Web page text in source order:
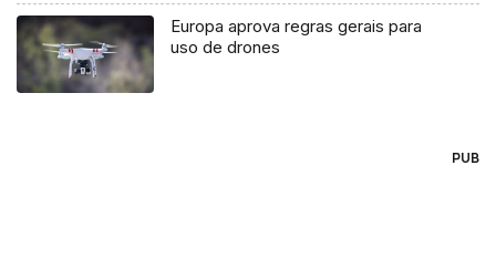
Europa aprova regras gerais para
uso de drones
PUB